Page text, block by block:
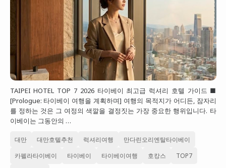
베트남
태국
대만
프랑스
스위스
TAIPEI HOTEL TOP 7 2026 타이베이 최고급 럭셔리 호텔 가이드 ■
[Prologue: 타이베이 여행을 계획하며] 여행의 목적지가 어디든, 잠자리
를 정하는 것은 그 여정의 색깔을 결정짓는 가장 중요한 행위입니다. 타
이베이는 그동안의 …
대만 대만호텔추천 럭셔리여행 만다린오리엔탈타이베이
카펠라타이베이 타이베이 타이베이여행 호캉스 TOP7